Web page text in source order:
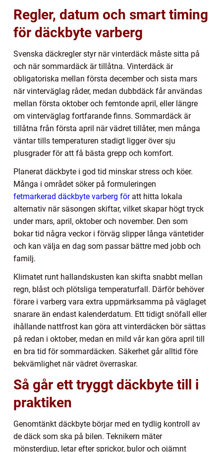
Regler, datum och smart timing
för däckbyte varberg
Svenska däckregler styr när vinterdäck måste sitta på
och när sommardäck är tillåtna. Vinterdäck är
obligatoriska mellan första december och sista mars
när vinterväglag råder, medan dubbdäck får användas
mellan första oktober och femtonde april, eller längre
om vinterväglag fortfarande finns. Sommardäck är
tillåtna från första april när vädret tillåter, men många
väntar tills temperaturen stadigt ligger över sju
plusgrader för att få bästa grepp och komfort.
Planerat däckbyte i god tid minskar stress och köer.
Många i området söker på formuleringen
fetmarkerad däckbyte varberg föratt hitta lokala
alternativ när säsongen skiftar, vilket skapar högt tryck
under mars, april, oktober och november. Den som
bokar tid några veckor i förväg slipper långa väntetider
och kan välja en dag som passar bättre med jobb och
familj.
Klimatet runt hallandskusten kan skifta snabbt mellan
regn, blåst och plötsliga temperaturfall. Därför behöver
förare i varberg vara extra uppmärksamma på väglaget
snarare än endast kalenderdatum. Ett tidigt snöfall eller
ihållande nattfrost kan göra att vinterdäcken bör sättas
på redan i oktober, medan en mild vår kan göra april till
en bra tid för sommardäcken. Säkerhet går alltid före
bekvämlighet när vädret överraskar.
Så går ett tryggt däckbyte till i
praktiken
Genomtänkt däckbyte börjar med en tydlig kontroll av
de däck som ska på bilen. Teknikern mäter
mönsterdjup, letar efter sprickor, bulor och ojämnt